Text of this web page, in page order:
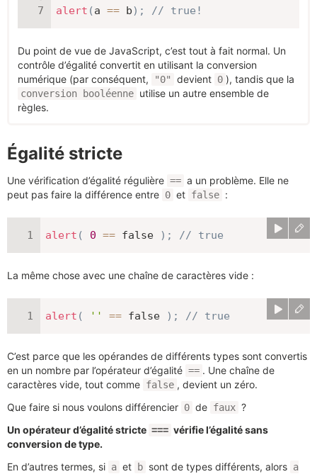
alert (a == b) ; // true!
Du point de vue de JavaScript, c’est tout à fait normal. Un
contrôle d’égalité convertit en utilisant la conversion
numérique (par conséquent,
"0" devient 0 ), tandis que la
conversion booléenne utilise un autre ensemble de
règles.
Égalité stricte
Une vérification d’égalité régulière == a un problème. Elle ne
peut pas faire la différence entre 0 et false :
alert ( 0 == false ) ; // true
La même chose avec une chaîne de caractères vide :
alert ( '' == false ) ; // true
C’est parce que les opérandes de différents types sont convertis
en un nombre par l’opérateur d’égalité == . Une chaîne de
caractères vide, tout comme false , devient un zéro.
Que faire si nous voulons différencier 0 de faux ?
Un opérateur d’égalité stricte === vérifie l’égalité sans
conversion de type.
En d’autres termes, si a et b sont de types différents, alors a